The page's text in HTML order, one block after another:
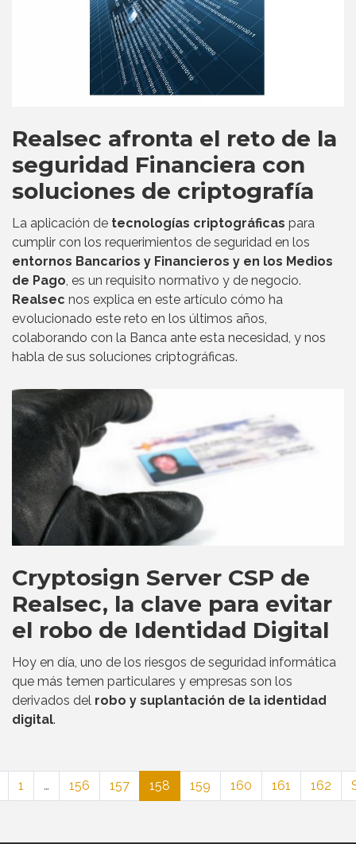
Realsec afronta el reto de la
seguridad Financiera con
soluciones de criptografía
La aplicación de tecnologías criptográficas para
cumplir con los requerimientos de seguridad en los
entornos Bancarios y Financieros y en los Medios
de Pago, es un requisito normativo y de negocio.
Realsec nos explica en este artículo cómo ha
evolucionado este reto en los últimos años,
colaborando con la Banca ante esta necesidad, y nos
habla de sus soluciones criptográficas.
Cryptosign Server CSP de
Realsec, la clave para evitar
el robo de Identidad Digital
Hoy en día, uno de los riesgos de seguridad informática
que más temen particulares y empresas son los
derivados del robo y suplantación de la identidad
digital.
1 … 156 157 158 159 160 161 162